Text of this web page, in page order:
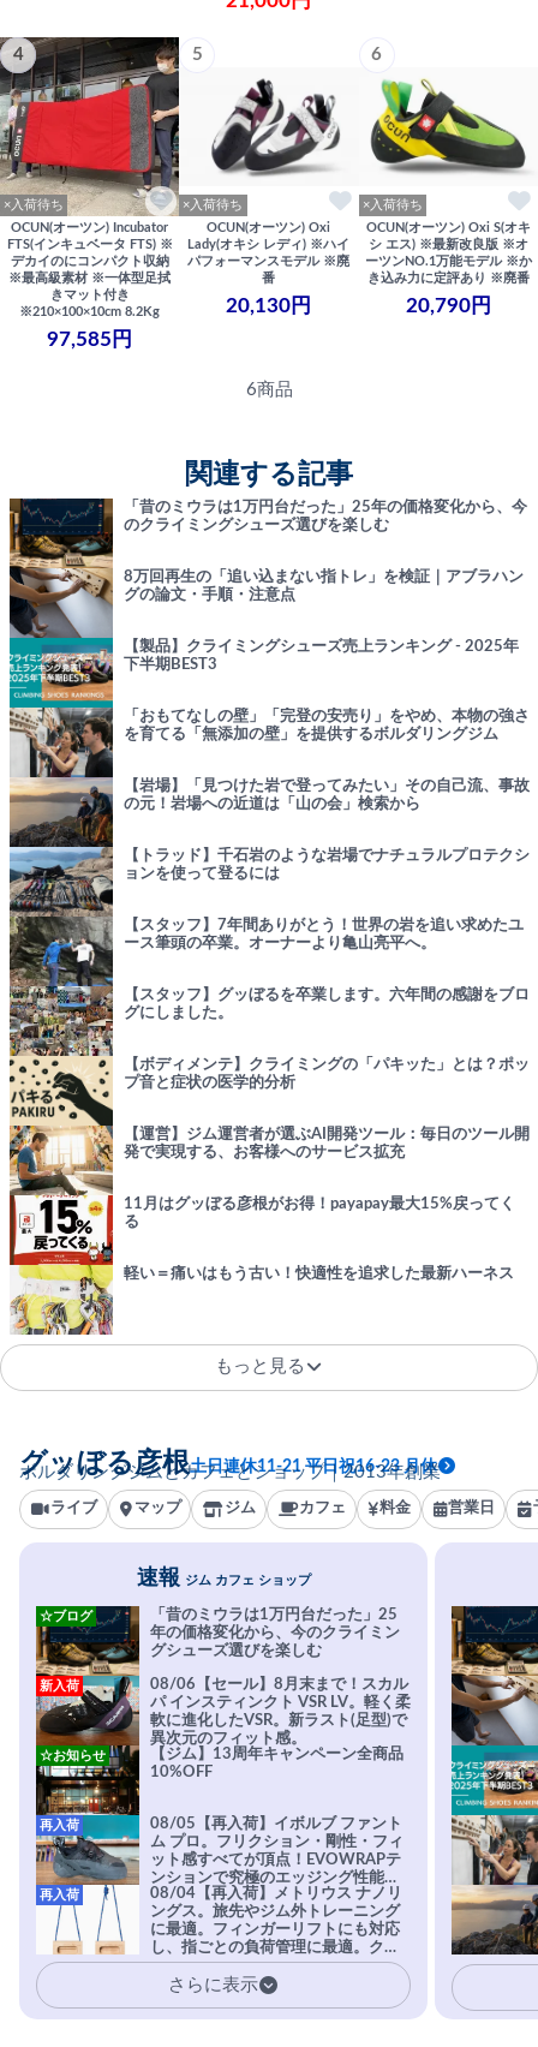
4
×入荷待ち
OCUN(オーツン) Incubator
FTS(インキュベータ FTS) ※
デカイのにコンパクト収納
※最高級素材 ※一体型足拭
きマット付き
※210×100×10cm 8.2Kg
97,585円
5
×入荷待ち
OCUN(オーツン) Oxi
Lady(オキシ レディ) ※ハイ
パフォーマンスモデル ※廃
番
20,130円
6
×入荷待ち
OCUN(オーツン) Oxi S(オキ
シ エス) ※最新改良版 ※オ
ーツンNO.1万能モデル ※か
き込み力に定評あり ※廃番
20,790円
6商品
関連する記事
「昔のミウラは1万円台だった」25年の価格変化から、今
のクライミングシューズ選びを楽しむ
8万回再生の「追い込まない指トレ」を検証｜アブラハン
グの論文・手順・注意点
【製品】クライミングシューズ売上ランキング - 2025年
下半期BEST3
「おもてなしの壁」「完登の安売り」をやめ、本物の強さ
を育てる「無添加の壁」を提供するボルダリングジム
【岩場】「見つけた岩で登ってみたい」その自己流、事故
の元！岩場への近道は「山の会」検索から
【トラッド】千石岩のような岩場でナチュラルプロテクシ
ョンを使って登るには
【スタッフ】7年間ありがとう！世界の岩を追い求めたユ
ース筆頭の卒業。オーナーより亀山亮平へ。
【スタッフ】グッぼるを卒業します。六年間の感謝をブロ
グにしました。
【ボディメンテ】クライミングの「パキッた」とは？ポッ
プ音と症状の医学的分析
【運営】ジム運営者が選ぶAI開発ツール：毎日のツール開
発で実現する、お客様へのサービス拡充
11月はグッぼる彦根がお得！payapay最大15%戻ってく
る
軽い＝痛いはもう古い！快適性を追求した最新ハーネス
もっと見る
ボルダリングジムとカフェとショップ｜2013年創業
グッぼる彦根土日連休11-21 平日祝16-23 月休
ライブ マップ ジム カフェ 料金 営業日
速報 ジム カフェ ショップ
「昔のミウラは1万円台だった」25
年の価格変化から、今のクライミン
グシューズ選びを楽しむ
☆ブログ
08/06【セール】8月末まで！スカル
パ インスティンクト VSR LV。軽く柔
軟に進化したVSR。新ラスト(足型)で
異次元のフィット感。
新入荷
【ジム】13周年キャンペーン全商品
10%OFF
☆お知らせ
08/05【再入荷】イボルブ ファント
ム プロ。フリクション・剛性・フィ
ット感すべてが頂点！EVOWRAPテ
ンションで究極のエッジング性能を
実現。進化系ラバーEvo-74はTRAX
を凌駕する粘着力で極小ホールドに
安心感。
再入荷
08/04【再入荷】メトリウス ナノリ
ングス。旅先やジム外トレーニング
に最適。フィンガーリフトにも対応
し、指ごとの負荷管理に最適。クラ
イマーの指を本気で鍛えるギア。
再入荷
さらに表示